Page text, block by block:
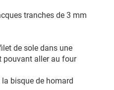
tranches de 3 mm
de sole dans une
pouvant aller au four
la bisque de homard